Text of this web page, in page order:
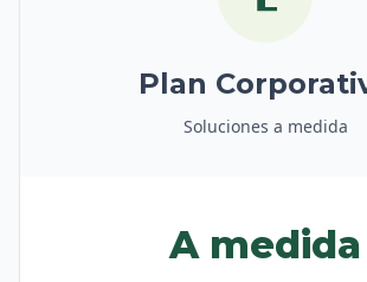
Plan
Soluciones a medida
A medida